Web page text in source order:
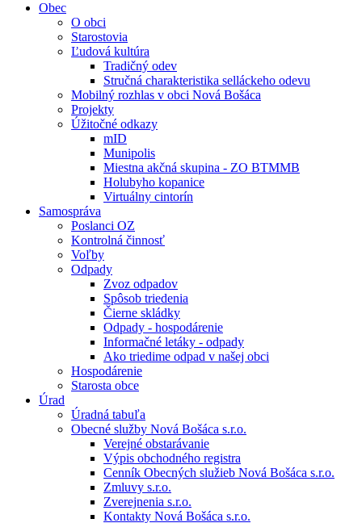
Obec
O obci
Starostovia
Ľudová kultúra
Tradičný odev
Stručná charakteristika selláckeho odevu
Mobilný rozhlas v obci Nová Bošáca
Projekty
Úžitočné odkazy
mID
Munipolis
Miestna akčná skupina - ZO BTMMB
Holubyho kopanice
Virtuálny cintorín
Samospráva
Poslanci OZ
Kontrolná činnosť
Voľby
Odpady
Zvoz odpadov
Spôsob triedenia
Čierne skládky
Odpady - hospodárenie
Informačné letáky - odpady
Ako triedime odpad v našej obci
Hospodárenie
Starosta obce
Úrad
Úradná tabuľa
Obecné služby Nová Bošáca s.r.o.
Verejné obstarávanie
Výpis obchodného registra
Cenník Obecných služieb Nová Bošáca s.r.o.
Zmluvy s.r.o.
Zverejnenia s.r.o.
Kontakty Nová Bošáca s.r.o.